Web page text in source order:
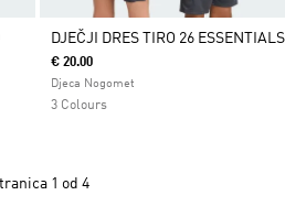
DJEČJI DRES TIRO 26 ESSENTIALS
€ 20.00
Djeca Nogomet
3 Colours
1 od 4